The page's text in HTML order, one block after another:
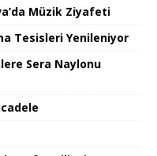
Müzik Ziyafeti
Tesisleri Yenileniyor
Sera Naylonu